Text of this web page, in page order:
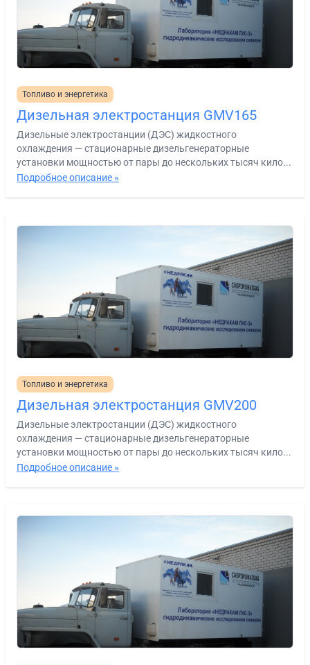
Топливо и энергетика
Дизельная электростанция GMV165
Дизельные электростанции (ДЭС) жидкостного
охлаждения — стационарные дизельгенераторные
установки мощностью от пары до нескольких тысяч кило...
Подробное описание »
Топливо и энергетика
Дизельная электростанция GMV200
Дизельные электростанции (ДЭС) жидкостного
охлаждения — стационарные дизельгенераторные
установки мощностью от пары до нескольких тысяч кило...
Подробное описание »